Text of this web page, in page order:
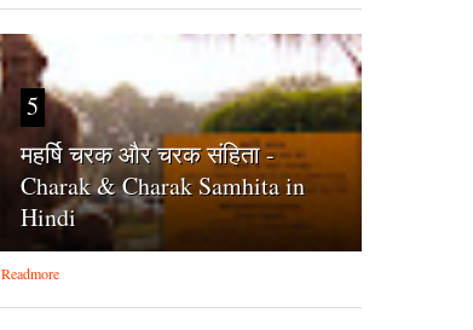
5
महर्षि चरक और चरक संहिता -
Charak & Charak Samhita in
Hindi
Readmore